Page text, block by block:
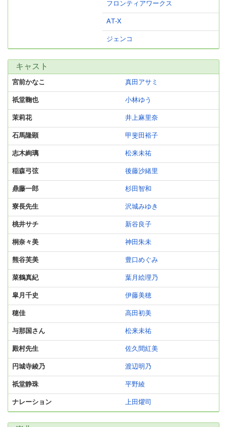
フロンティアワークス
AT-X
ジェンコ
キャスト
宮前かなこ 真田アサミ
祇堂鞠也 小林ゆう
茉莉花 井上麻里奈
石馬隆顕 甲斐田裕子
志木絢璃 松来未祐
稲森弓弦 後藤沙緒里
鼎藤一郎 杉田智和
寮長先生 沢城みゆき
桃井サチ 新谷良子
桐奈々美 神田朱未
熊谷芙美 豊口めぐみ
菜鶴真紀 葉月絵理乃
皐月千史 伊藤美穂
穂佳 高田初美
与那国さん 松来未祐
殿村先生 佐久間紅美
円城寺綾乃 渡辺明乃
祇堂静珠 平野綾
ナレーション 上田燿司